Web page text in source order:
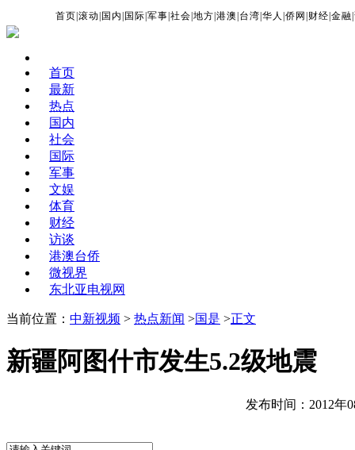
首页 |滚动 国内 国际 |军事 |社会 |地方 |港澳 台湾 |华人 |侨网 财经 |金融 |
首页
最新
热点
国内
社会
国际
军事
文娱
体育
财经
访谈
港澳台侨
微视界
东北亚电视网
当前位置： 中新视频 > 热点新闻 >国是 >正文
新疆阿图什市发生5.2级地震
发布时间：2012年